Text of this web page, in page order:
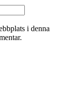
i denna